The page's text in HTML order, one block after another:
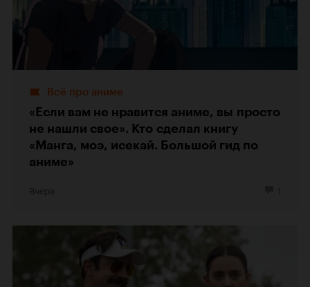
Всё про аниме
«Если вам не нравится аниме, вы просто
не нашли свое». Кто сделал книгу
«Манга, моэ, исекай. Большой гид по
аниме»